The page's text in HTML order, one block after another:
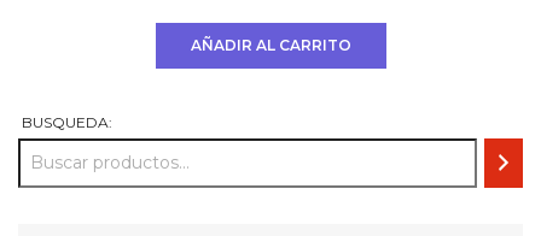
era:
es:
AÑADIR AL CARRITO
BUSQUEDA: